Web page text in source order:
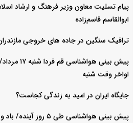
پیام تسلیت معاون وزیر فرهنگ و ارشاد
ابوالقاسم قاسم‌زاده
ترافیک سنگین در جاده های خروجی
پیش بینی
اواخر وقت شنبه
جایگاه ایران در امید به زندگی کجاست؟
پیش بینی هواشناسی طی